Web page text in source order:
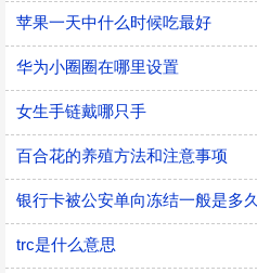
苹果一天中什么时候吃最好
华为小圈圈在哪里设置
女生手链戴哪只手
百合花的养殖方法和注意事项
银行卡被公安单向冻结一般是多久
trc是什么意思